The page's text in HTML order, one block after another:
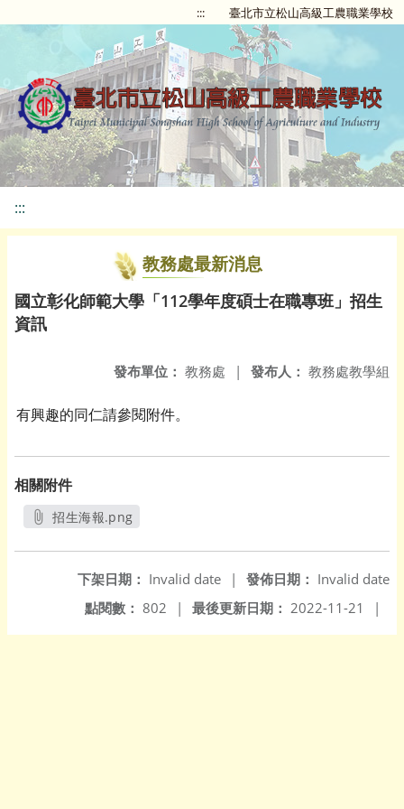
::: 臺北市立松山高級工農職業學校
:::
教務處最新消息
國立彰化師範大學「112學年度碩士在職專班」招生
資訊
發布人： 教務處教學組
發布單位： 教務處 |
有興趣的同仁請參閱附件。
相關附件
招生海報.png
發佈日期： Invalid date
下架日期： Invalid date
|
最後更新日期： 2022-11-21 |
點閱數： 802 |